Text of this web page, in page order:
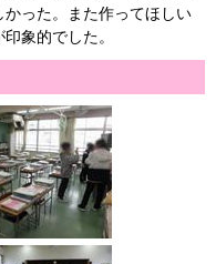
った。また作ってほしい
象的でした。